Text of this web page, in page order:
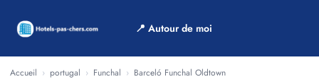
📍 Autour de moi
Accueil › portugal › Funchal › Barceló Funchal Oldtown